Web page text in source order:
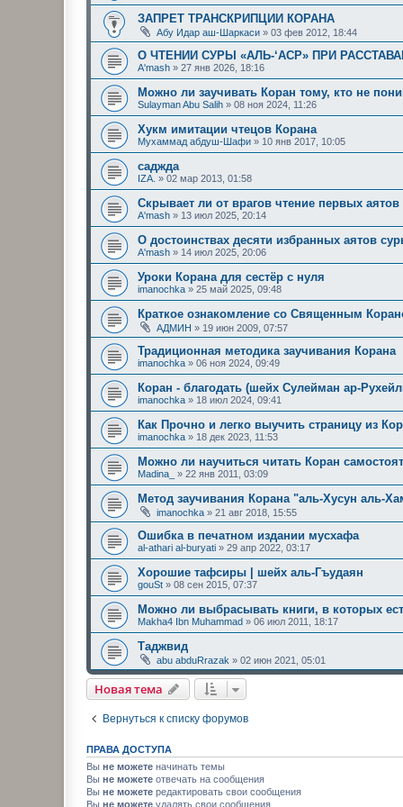
ЗАПРЕТ ТРАНСКРИПЦИИ КОРАНА
Абу Идар аш-Шаркаси » 03 фев 2012, 18:44
О ЧТЕНИИ СУРЫ «АЛЬ-‘АСР» ПРИ
A'mash » 27 янв 2026, 18:16
Можно ли заучивать Коран тому, кто не
Sulayman Abu Salih » 08 ноя 2024, 11:26
Хукм имитации чтецов Корана
Мухаммад абдуш-Шафи » 10 янв 2017, 10:05
саджда
IZA. » 02 мар 2013, 01:58
Скрывает ли от врагов чтение первых
A'mash » 13 июл 2025, 20:14
О достоинствах десяти избранных аятов
A'mash » 14 июл 2025, 20:06
Уроки Корана для сестёр с нуля
imanochka » 25 май 2025, 09:48
Краткое ознакомление со Священным
АДМИН » 19 июн 2009, 07:57
Традиционная методика заучивания Корана
imanochka » 06 ноя 2024, 09:49
Коран - благодать (шейх Сулейман ар-
imanochka » 18 июл 2024, 09:41
Как Прочно и легко выучить страницу из
imanochka » 18 дек 2023, 11:53
Можно ли научиться читать Коран
Madina_ » 22 янв 2011, 03:09
Метод заучивания Корана "аль-Хусун аль-
imanochka » 21 авг 2018, 15:55
Ошибка в печатном издании мусхафа
al-athari al-buryati » 29 апр 2022, 03:17
Хорошие тафсиры | шейх аль-Гъудаян
gouSt » 08 сен 2015, 07:37
Можно ли выбрасывать книги, в которых
Makha4 Ibn Muhammad » 06 июл 2011, 18:17
Таджвид
abu abduRrazak » 02 июн 2021, 05:01
Новая тема
Вернуться к списку форумов
ПРАВА ДОСТУПА
Вы не можете начинать темы
Вы не можете отвечать на сообщения
Вы не можете редактировать свои сообщения
Вы не можете удалять свои сообщения